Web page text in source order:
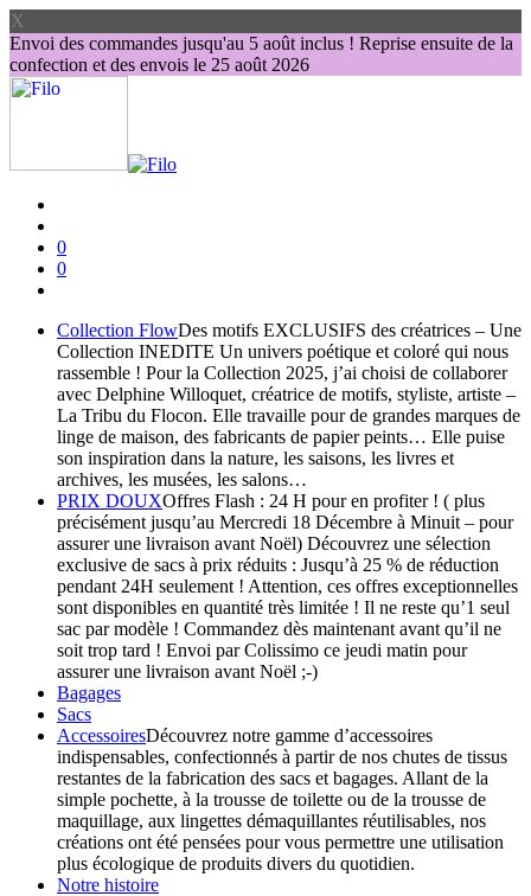
X
Envoi des commandes jusqu'au 5 août inclus ! Reprise ensuite de la
confection et des envois le 25 août 2026
0
0
Collection FlowDes motifs EXCLUSIFS des créatrices – Une
Collection INEDITE Un univers poétique et coloré qui nous
rassemble ! Pour la Collection 2025, j’ai choisi de collaborer
avec Delphine Willoquet, créatrice de motifs, styliste, artiste –
La Tribu du Flocon. Elle travaille pour de grandes marques de
linge de maison, des fabricants de papier peints… Elle puise
son inspiration dans la nature, les saisons, les livres et
archives, les musées, les salons…
PRIX DOUXOffres Flash : 24 H pour en profiter ! ( plus
précisément jusqu’au Mercredi 18 Décembre à Minuit – pour
assurer une livraison avant Noël) Découvrez une sélection
exclusive de sacs à prix réduits : Jusqu’à 25 % de réduction
pendant 24H seulement ! Attention, ces offres exceptionnelles
sont disponibles en quantité très limitée ! Il ne reste qu’1 seul
sac par modèle ! Commandez dès maintenant avant qu’il ne
soit trop tard ! Envoi par Colissimo ce jeudi matin pour
assurer une livraison avant Noël ;-)
Bagages
Sacs
AccessoiresDécouvrez notre gamme d’accessoires
indispensables, confectionnés à partir de nos chutes de tissus
restantes de la fabrication des sacs et bagages. Allant de la
simple pochette, à la trousse de toilette ou de la trousse de
maquillage, aux lingettes démaquillantes réutilisables, nos
créations ont été pensées pour vous permettre une utilisation
plus écologique de produits divers du quotidien.
Notre histoire